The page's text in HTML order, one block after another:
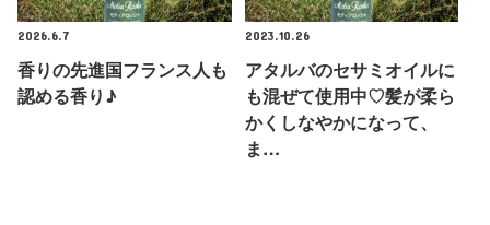
2026.6.7
香りの先進国フランス人も
認める香り♪
2023.10.26
アタルバのセサミオイルに
も混ぜて使用中♡髪が柔ら
かくしなやかになって、
ま…